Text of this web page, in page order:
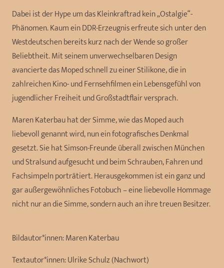
Dabei ist der Hype um das Kleinkraftrad kein „Ostalgie“-
Phänomen. Kaum ein DDR-Erzeugnis erfreute sich unter den
Westdeutschen bereits kurz nach der Wende so großer
Beliebtheit. Mit seinem unverwechselbaren Design
avancierte das Moped schnell zu einer Stilikone, die in
zahlreichen Kino- und Fernsehfilmen ein Lebensgefühl von
jugendlicher Freiheit und Großstadtflair versprach.
Maren Katerbau hat der Simme, wie das Moped auch
liebevoll genannt wird, nun ein fotografisches Denkmal
gesetzt. Sie hat Simson-Freunde überall zwischen München
und Stralsund aufgesucht und beim Schrauben, Fahren und
Fachsimpeln porträtiert. Herausgekommen ist ein ganz und
gar außergewöhnliches Fotobuch – eine liebevolle Hommage
nicht nur an die Simme, sondern auch an ihre treuen Besitzer.
Bildautor*innen:Maren Katerbau
Textautor*innen:Ulrike Schulz (Nachwort)